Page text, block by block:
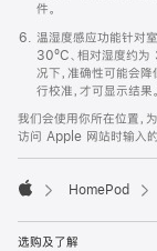
件。
温湿度感应功能针对
30ºC、相对湿度约
况下，准确性可能会
行校准，才可显示结果。
我们会使用你所在位置，
访问 Apple 网站时输入的
HomePod
选购及了解